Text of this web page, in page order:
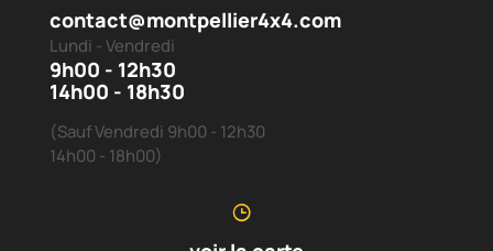
contact@montpellier4x4.com
Lundi - Vendredi
9h00 - 12h30
14h00 - 18h30
(Sauf Vendredi 9h00 - 12h30
14h00 - 18h00)